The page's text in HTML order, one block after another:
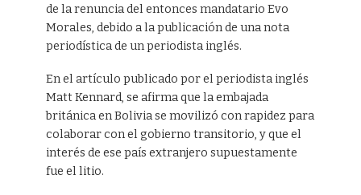
de la renuncia del entonces mandatario Evo
Morales, debido a la publicación de una nota
periodística de un periodista inglés.
En el artículo publicado por el periodista inglés
Matt Kennard, se afirma que la embajada
británica en Bolivia se movilizó con rapidez para
colaborar con el gobierno transitorio, y que el
interés de ese país extranjero supuestamente
fue el litio.